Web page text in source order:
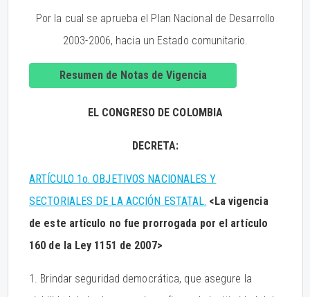
Por la cual se aprueba el Plan Nacional de Desarrollo
2003-2006, hacia un Estado comunitario.
Resumen de Notas de Vigencia
EL CONGRESO DE COLOMBIA
DECRETA:
ARTÍCULO 1o. OBJETIVOS NACIONALES Y
SECTORIALES DE LA ACCIÓN ESTATAL. <La vigencia
de este artículo no fue prorrogada por el artículo
160 de la Ley 1151 de 2007>
1. Brindar seguridad democrática, que asegure la